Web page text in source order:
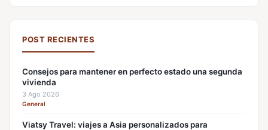
POST RECIENTES
Consejos para mantener en perfecto estado una segunda
vivienda
3 Ago 2026 ·
General
Viatsy Travel: viajes a Asia personalizados para